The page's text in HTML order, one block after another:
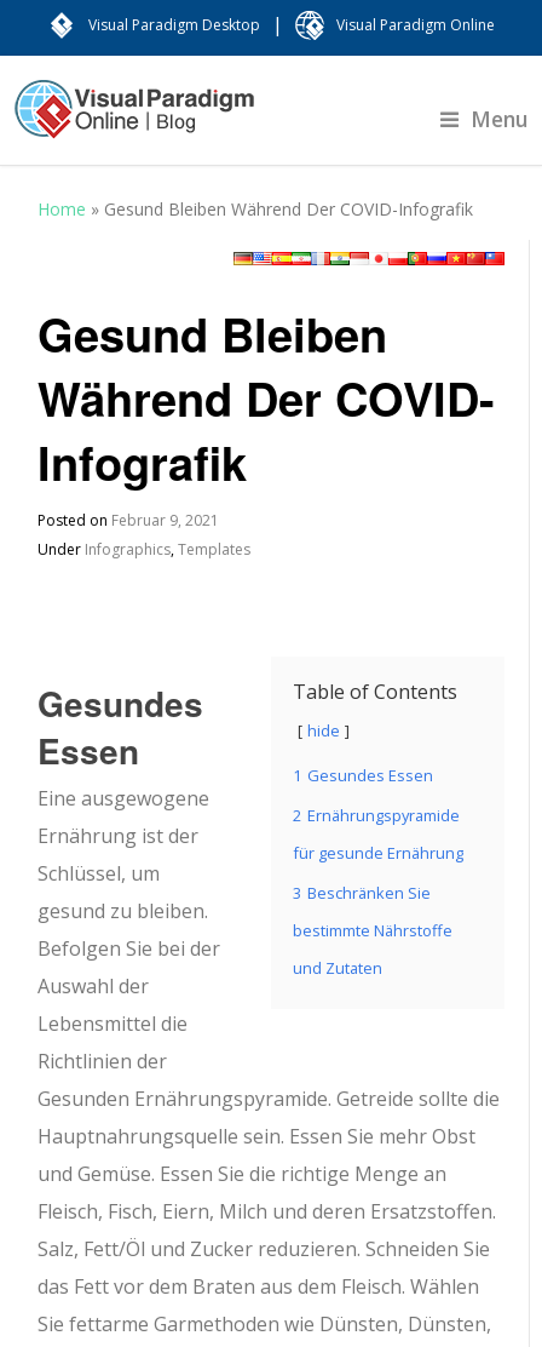
Visual Paradigm Desktop | Visual Paradigm Online
Menu
Home » Gesund Bleiben Während Der COVID-Infografik
Gesund Bleiben
Während Der COVID-
Infografik
Posted on Februar 9, 2021
Under Infographics,Templates
Table of Contents
hide
1 Gesundes Essen
2 Ernährungspyramide
für gesunde Ernährung
3 Beschränken Sie
bestimmte Nährstoffe
und Zutaten
Gesundes
Essen
Eine ausgewogene
Ernährung ist der
Schlüssel, um
gesund zu bleiben.
Befolgen Sie bei der
Auswahl der
Lebensmittel die
Richtlinien der
Gesunden Ernährungspyramide. Getreide sollte die
Hauptnahrungsquelle sein. Essen Sie mehr Obst
und Gemüse. Essen Sie die richtige Menge an
Fleisch, Fisch, Eiern, Milch und deren Ersatzstoffen.
Salz, Fett/Öl und Zucker reduzieren. Schneiden Sie
das Fett vor dem Braten aus dem Fleisch. Wählen
Sie fettarme Garmethoden wie Dünsten, Dünsten,